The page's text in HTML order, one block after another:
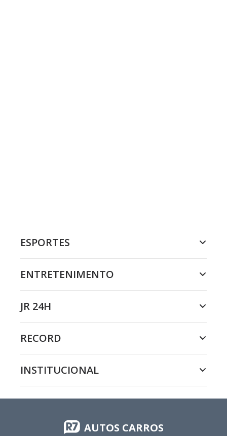
ESPORTES
ENTRETENIMENTO
JR 24H
RECORD
INSTITUCIONAL
AUTOS CARROS